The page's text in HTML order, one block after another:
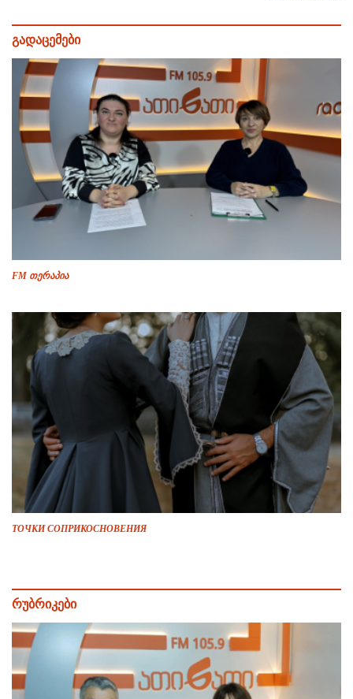
გადაცემები
FM თერაპია
ТОЧКИ СОПРИКОСНОВЕНИЯ
რუბრიკები